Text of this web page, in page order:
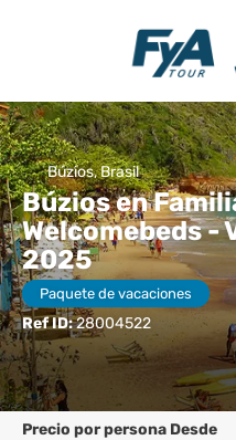
Búzios, Brasil
Búzios en
Welcomebeds -
2025
Paquete de vacaciones
Ref ID:28004522
precio por persona Desde